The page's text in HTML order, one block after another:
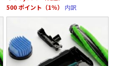
500 ポイント（1％）
内訳